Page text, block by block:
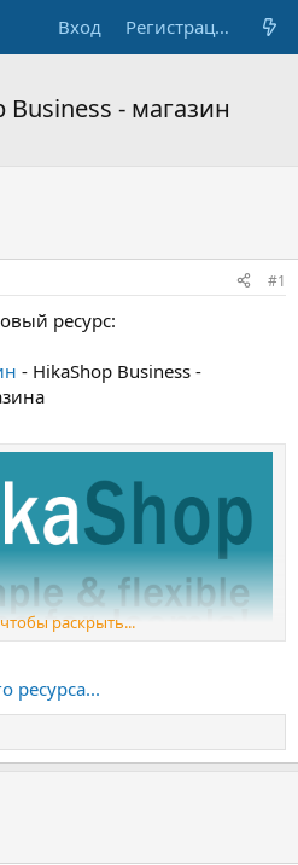
Вход Регистрация
Business - магазин
#1
ресурс:
- HikaShop Business -
коммерции на Joomla,
инструментов:
скидки, email маркетинг,
инструменты эффективного
региональными зонами,
персонализации и
редакций компонента:
раскрыть...
ресурса...